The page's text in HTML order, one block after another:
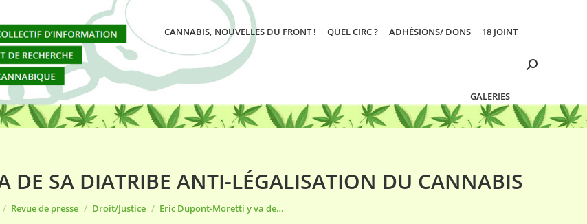
CANNABIS, NOUVELLES DU FRONT ! QUEL CIRC ? ADHÉSIONS/ DONS 18 JOINT
GALERIES
Search:
DE SA DIATRIBE ANTI-LÉGALISATION DU CANNABIS
Revue de presse Droit/Justice Eric Dupont-Moretti y va de…